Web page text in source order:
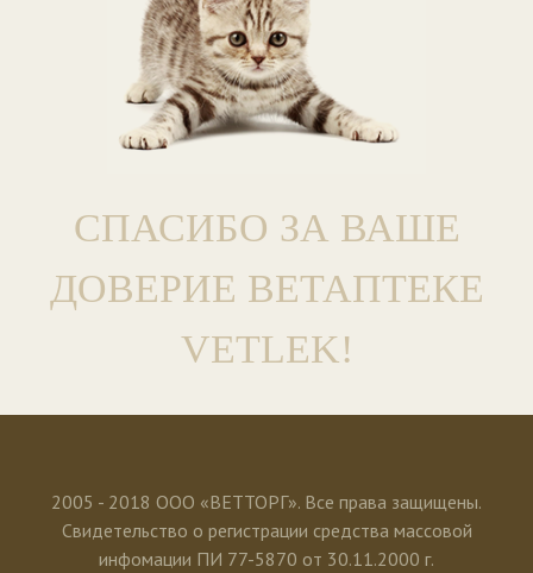
СПАСИБО ЗА ВАШЕ
ДОВЕРИЕ ВЕТАПТЕКЕ
VETLEK!
2005 - 2018 ООО «ВЕТТОРГ». Все права защищены.
Свидетельство о регистрации средства массовой
инфомации ПИ 77-5870 от 30.11.2000 г.